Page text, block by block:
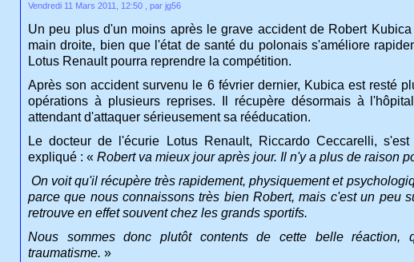
Vendredi 11 Mars 2011, 12:50 , par jg56
Un peu plus d'un moins après le grave accident de Robert
main droite, bien que l'état de santé du polonais s'améliore
Lotus Renault pourra reprendre la compétition.
Après son accident survenu le 6 février dernier, Kubica est resté
opérations à plusieurs reprises. Il récupère désormais à
attendant d'attaquer sérieusement sa rééducation.
Le docteur de l'écurie Lotus Renault, Riccardo Ceccarelli,
expliqué : « Robert va mieux jour après jour. Il n'y a plus de raison
On voit qu'il récupère très rapidement, physiquement et
parce que nous connaissons très bien Robert, mais c'est un peu
retrouve en effet souvent chez les grands sportifs.
Nous sommes donc plutôt contents de cette belle réaction,
traumatisme. »